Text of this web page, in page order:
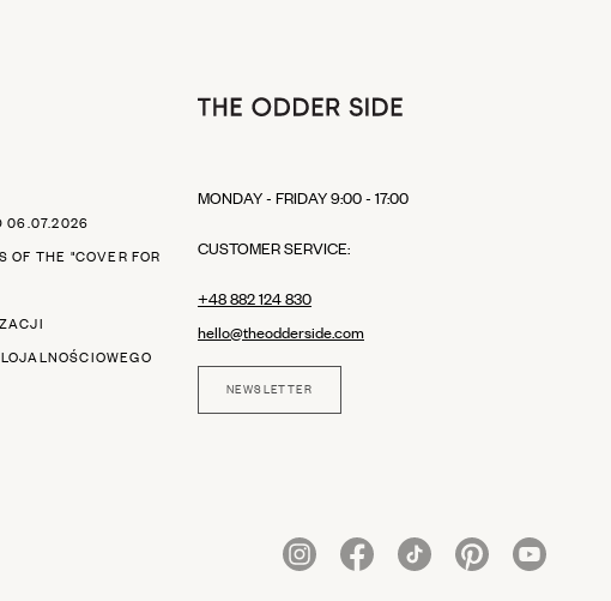
06.07.2026
OF THE "COVER FOR
MONDAY - FRIDAY 9:00 - 17:00
CUSTOMER SERVICE:
+48 882 124 830
hello@theodderside.com
NEWSLETTER